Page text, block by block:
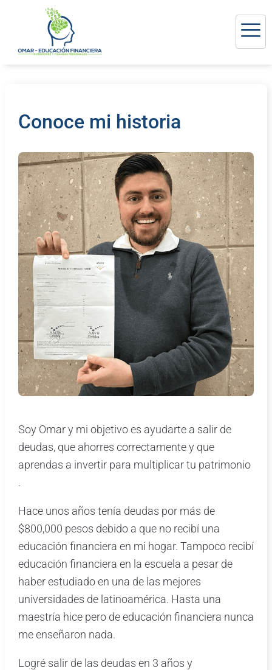
Conoce mi historia​
Soy Omar y mi objetivo es ayudarte a salir de
deudas, que ahorres correctamente y que
aprendas a invertir para multiplicar tu patrimonio
.
Hace unos años tenía deudas por más de
$800,000 pesos debido a que no recibí una
educación financiera en mi hogar. Tampoco recibí
educación financiera en la escuela a pesar de
haber estudiado en una de las mejores
universidades de latinoamérica. Hasta una
maestría hice pero de educación financiera nunca
me enseñaron nada.
Logré salir de las deudas en 3 años y